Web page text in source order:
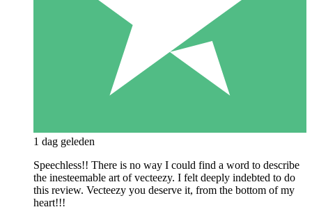
1 dag geleden
Speechless!! There is no way I could find a word to describe
the inesteemable art of vecteezy. I felt deeply indebted to do
this review. Vecteezy you deserve it, from the bottom of my
heart!!!